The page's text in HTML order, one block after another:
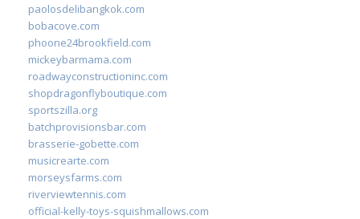
paolosdelibangkok.com
bobacove.com
phoone24brookfield.com
mickeybarmama.com
roadwayconstructioninc.com
shopdragonflyboutique.com
sportszilla.org
batchprovisionsbar.com
brasserie-gobette.com
musicrearte.com
morseysfarms.com
riverviewtennis.com
official-kelly-toys-squishmallows.com